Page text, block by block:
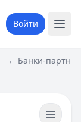
Войти
→ Банки-